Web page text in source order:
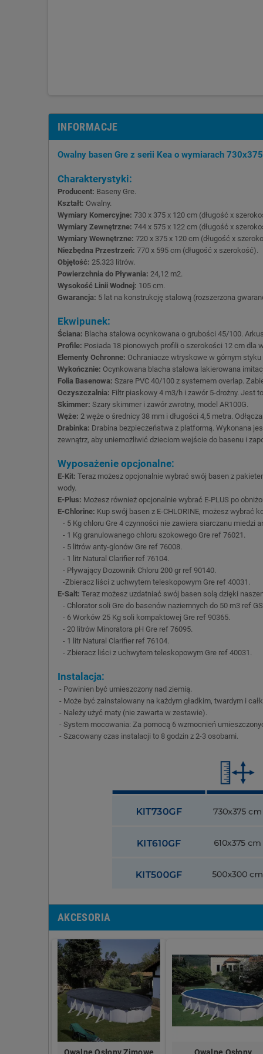
INFORMACJE
Owalny basen Gre z serii Kea o wymiarach
Charakterystyki:
Producent: Baseny Gre.
Kształt: Owalny.
Wymiary Komercyjne: 730 x 375 x 120 cm (długość x
Wymiary Zewnętrzne: 744 x 575 x 122 cm (długość x
Wymiary Wewnętrzne: 720 x 375 x 120 cm (długość x
Niezbędna Przestrzeń: 770 x 595 cm (długość x szerokość).
Objętość: 25.323 litrów.
Powierzchnia do Pływania: 24,12 m2.
Wysokość Linii Wodnej: 105 cm.
Gwarancja: 5 lat na konstrukcję stalową (rozszerzona
Ekwipunek:
Ściana: Blacha stalowa ocynkowana o grubości 45/100.
Profile: Posiada 18 pionowych profili o szerokości 12 cm dla
Elementy Ochronne: Ochraniacze wtryskowe w górnym styku
Wykończnie: Ocynkowana blacha stalowa lakierowana
Folia Basenowa: Szare PVC 40/100 z systemem overlap.
Oczyszczalnia: Filtr piaskowy 4 m3/h i zawór 5-drożny. Jest
Skimmer: Szary skimmer i zawór zwrotny, model AR100G.
Węże: 2 węże o średnicy 38 mm i długości 4,5 metra.
Drabinka: Drabina bezpieczeństwa z platformą. Wykonana
zewnątrz, aby uniemożliwić dzieciom wejście do basenu i
Wyposażenie opcjonalne:
E-Kit: Teraz możesz opcjonalnie wybrać swój basen z
wody.
E-Plus: Możesz również opcjonalnie wybrać E-PLUS po
E-Chlorine: Kup swój basen z E-CHLORINE, możesz
- 5 Kg chloru Gre 4 czynności nie zawiera siarczanu miedzi
- 1 Kg granulowanego chloru szokowego Gre ref 76021.
- 5 litrów anty-glonów Gre ref 76008.
- 1 litr Natural Clarifier ref 76104.
- Pływający Dozownik Chloru 200 gr ref 90140.
-Zbieracz liści z uchwytem teleskopowym Gre ref 40031.
E-Salt: Teraz możesz uzdatniać swój basen solą dzięki
- Chlorator soli Gre do basenów naziemnych do 50 m3 ref
- 6 Worków 25 Kg soli kompaktowej Gre ref 90365.
- 20 litrów Minoratora pH Gre ref 76095.
- 1 litr Natural Clarifier ref 76104.
- Zbieracz liści z uchwytem teleskopowym Gre ref 40031.
Instalacja:
- Powinien być umieszczony nad ziemią.
- Może być zainstalowany na każdym gładkim, twardym i
- Należy użyć maty (nie zawarta w zestawie).
- System mocowania: Za pomocą 6 wzmocnień
- Szacowany czas instalacji to 8 godzin z 2-3 osobami.
AKCESORIA